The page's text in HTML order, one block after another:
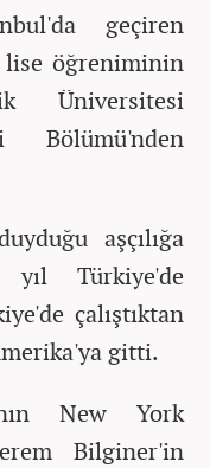
geçiren
öğreniminin
Üniversitesi
Bölümü'nden
aşçılığa
Türkiye'de
çalıştıktan
gitti.
New York
Bilginer'in